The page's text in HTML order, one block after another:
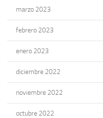
marzo 2023
febrero 2023
enero 2023
diciembre 2022
noviembre 2022
octubre 2022